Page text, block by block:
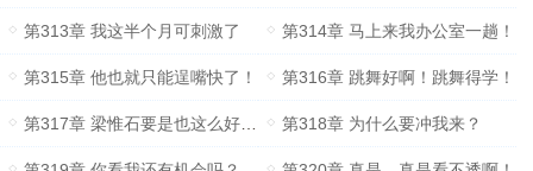
第313章 我这半个月可刺激了 第314章 马上来我办公室一趟！
第315章 他也就只能逞嘴快了！ 第316章 跳舞好啊！跳舞得学！
第317章 梁惟石要是也这么好对付就好了！ 第318章 为什么要冲我来？